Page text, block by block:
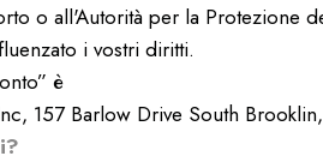
o all'Autorità per la Protezione
i vostri diritti.
è
157 Barlow Drive South